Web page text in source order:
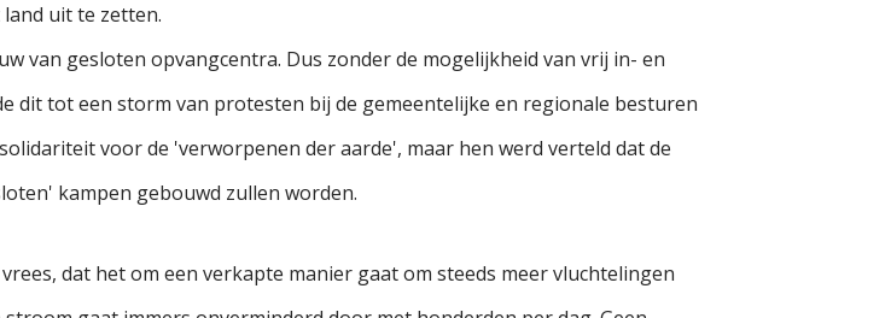
uit te zetten.
van gesloten opvangcentra. Dus zonder de mogelijkheid van vrij in- en
dit tot een storm van protesten bij de gemeentelijke en regionale besturen
voor de 'verworpenen der aarde', maar hen werd verteld dat de
kampen gebouwd zullen worden.
dat het om een verkapte manier gaat om steeds meer vluchtelingen